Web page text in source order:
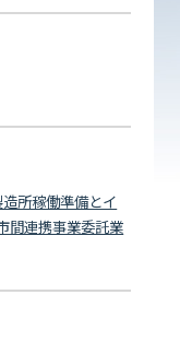
所稼働準備とイ
間連携事業委託業